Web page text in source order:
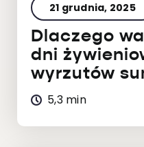
21 grudnia, 2025
Dlaczego
dni
wyrzutów
5,3 min